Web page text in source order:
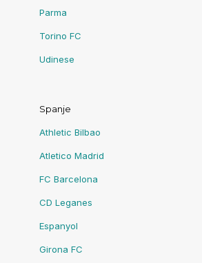
Parma
Torino FC
Udinese
Spanje
Athletic Bilbao
Atletico Madrid
FC Barcelona
CD Leganes
Espanyol
Girona FC